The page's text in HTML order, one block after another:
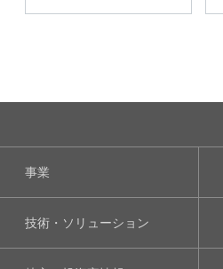
事業
技術・ソリューション